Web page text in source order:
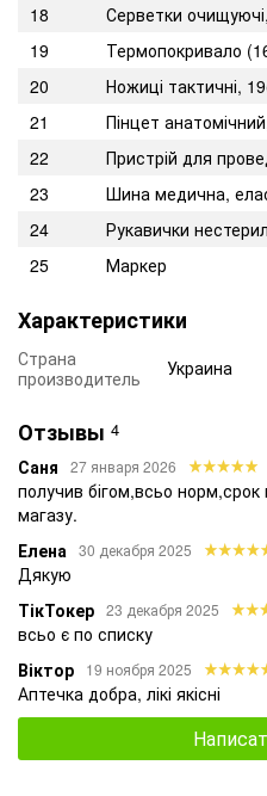
18
Серветки
19
Термопокривало
20
Ножиці тактичні,
21
Пінцет
22
Пристрій для
23
Шина медична,
24
Рукавички
25
Маркер
Характеристики
Страна
производитель
Украина
Отзывы 4
Саня 27 января 2026
получив бігом,всьо норм,срок
магазу.
Елена
30 декабря 2025
Дякую
ТікТокер 23 декабря 2025
всьо є по списку
Віктор
19 ноября 2025
Аптечка добра, лікі якісні